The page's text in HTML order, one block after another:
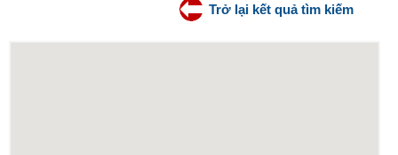
Trở lại kết quả tìm kiếm